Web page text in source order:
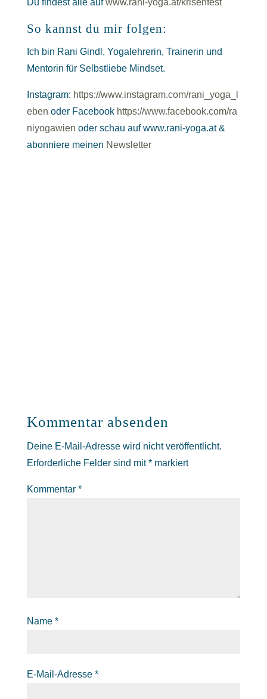
Du findest alle aufwww.rani-yoga.at/krisenfest
So kannst du mir folgen:
Ich bin Rani Gindl, Yogalehrerin, Trainerin und
Mentorin für Selbstliebe Mindset.
Instagram: https://www.instagram.com/rani_yoga_l
eben oder Facebook https://www.facebook.com/ra
niyogawien oder schau auf www.rani-yoga.at &
abonniere meinen Newsletter
Kommentar absenden
Deine E-Mail-Adresse wird nicht veröffentlicht.
Erforderliche Felder sind mit*markiert
Kommentar *
Name *
E-Mail-Adresse *